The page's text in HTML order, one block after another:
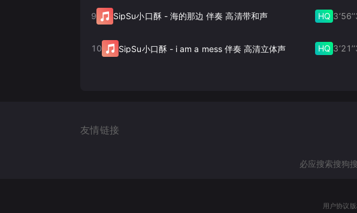
9 SipSu小口酥- 海的那边 伴奏 高清带和声 HQ 3‘56’‘
10 SipSu小口酥- i am a mess 伴奏 高清立体声 HQ 3‘21’‘
友情链接
必应搜索搜狗
用户协议